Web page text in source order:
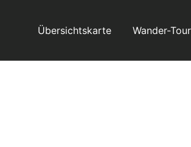
Übersichtskarte Wander-